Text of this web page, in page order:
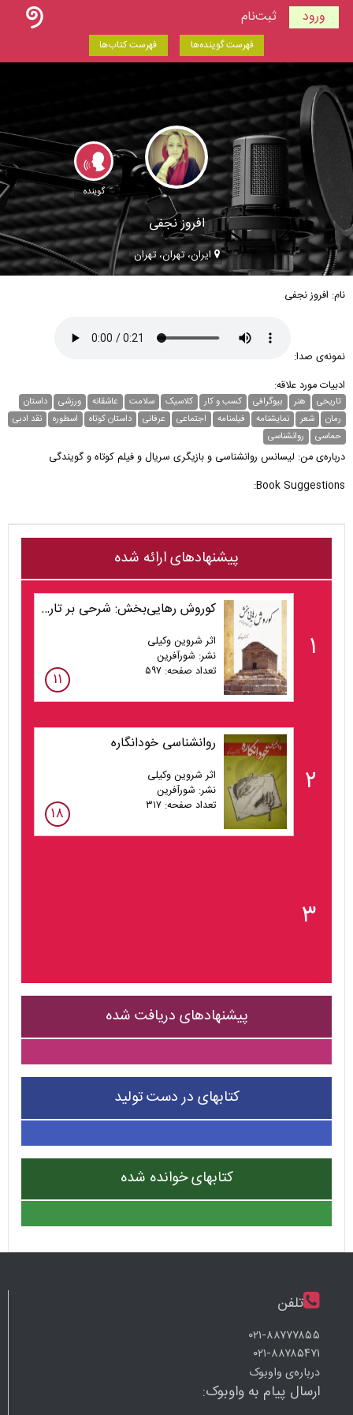
ورود ثبت‌نام
فهرست گوینده‌ها فهرست کتاب‌ها
گوینده
افروز نجفی
ایران، تهران، تهران
نام: افروز نجفی
نمونه‌ی صدا:
ادبیات مورد علاقه:
تاریخی هنر بیوگرافی کسب و کار کلاسیک سلامت عاشقانه ورزشی
داستان
رمان
شعر نمایشنامه فیلمنامه اجتماعی عرفانی داستان کوتاه اسطوره
نقد ادبی
حماسی
روانشناسی
درباره‌ی من: لیسانس روانشناسی و بازیگری سریال و فیلم کوتاه و گویندگی
Book Suggestions:
پیشنهادهای ارائه شده
۱
کوروش رهایی‌بخش: شرحی بر تاریخ تاسیس کشور ایران
اثر شروین وکیلی
نشر: شورآفرین
تعداد صفحه: ۵۹۷
۱۱
۲
روانشناسی خودانگاره
اثر شروین وکیلی
نشر: شورآفرین
تعداد صفحه: ۳۱۷
۱۸
۳
پیشنهادهای دریافت شده
کتابهای در دست تولید
کتابهای خوانده شده
تلفن
۰۲۱-۸۸۷۷۷۸۵۵
۰۲۱-۸۸۷۸۵۴۷۱
درباره‌ی واوبوک
ارسال پیام به واوبوک: